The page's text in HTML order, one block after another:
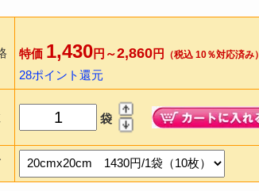
特価 1,430円～2,860円 （税込 10％対応済み）
28ポイント還元
袋